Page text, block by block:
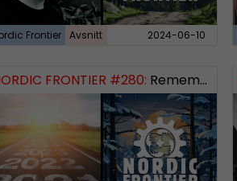
Frontier Avsnitt 2024-06-10
FRONTIER #280: Remembering 2023 and looking forward